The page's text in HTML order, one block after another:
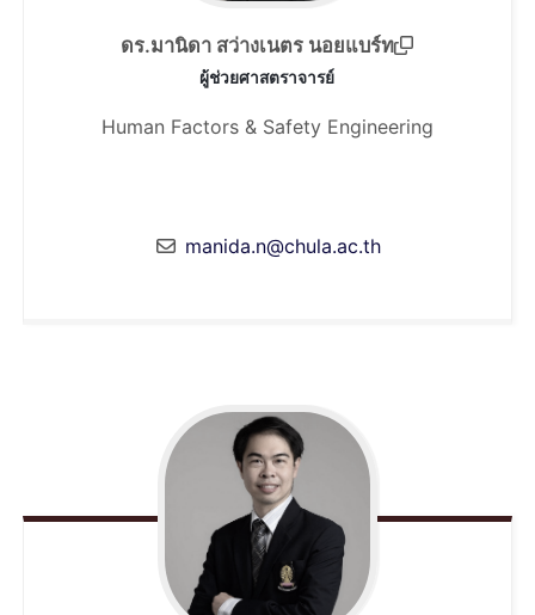
ดร.มานิดา สว่างเนตร นอยแบร์ท
ผู้ช่วยศาสตราจารย์
Human Factors & Safety Engineering
manida.n@chula.ac.th